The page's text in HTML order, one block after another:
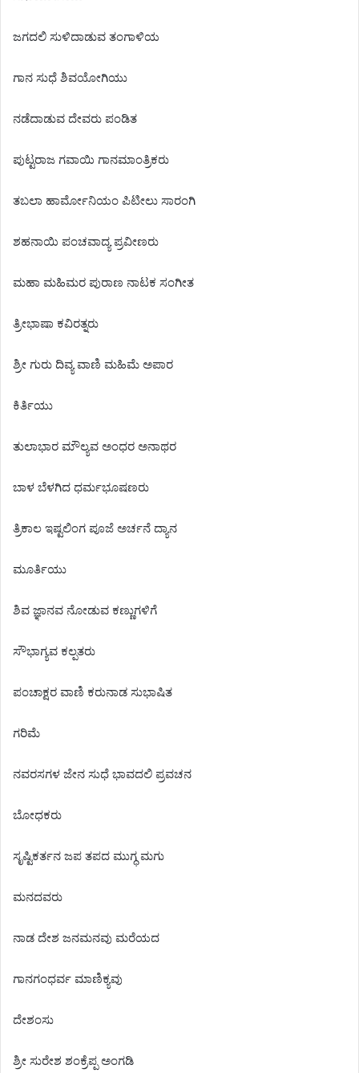
ಜಗದಲಿ ಸುಳಿದಾಡುವ ತಂಗಾಳಿಯ
ಗಾನ ಸುಧೆ ಶಿವಯೋಗಿಯು
ನಡೆದಾಡುವ ದೇವರು ಪಂಡಿತ
ಪುಟ್ಟರಾಜ ಗವಾಯಿ ಗಾನಮಾಂತ್ರಿಕರು
ತಬಲಾ ಹಾರ್ಮೋನಿಯಂ ಪಿಟೀಲು ಸಾರಂಗಿ
ಶಹನಾಯಿ ಪಂಚವಾದ್ಯ ಪ್ರವೀಣರು
ಮಹಾ ಮಹಿಮರ ಪುರಾಣ ನಾಟಕ ಸಂಗೀತ
ತ್ರೀಭಾಷಾ ಕವಿರತ್ನರು
ಶ್ರೀ ಗುರು ದಿವ್ಯ ವಾಣಿ ಮಹಿಮೆ ಅಪಾರ
ಕಿರ್ತಿಯು
ತುಲಾಭಾರ ಮೌಲ್ಯವ ಅಂಧರ ಅನಾಥರ
ಬಾಳ ಬೆಳಗಿದ ಧರ್ಮಭೂಷಣರು
ತ್ರಿಕಾಲ ಇಷ್ಟಲಿಂಗ ಪೂಜೆ ಅರ್ಚನೆ ದ್ಯಾನ
ಮೂರ್ತಿಯು
ಶಿವ ಜ್ಞಾನವ ನೋಡುವ ಕಣ್ಣುಗಳಿಗೆ
ಸೌಭಾಗ್ಯವ ಕಲ್ಪತರು
ಪಂಚಾಕ್ಷರ ವಾಣಿ ಕರುನಾಡ ಸುಭಾಷಿತ
ಗರಿಮೆ
ನವರಸಗಳ ಜೇನ ಸುಧೆ ಭಾವದಲಿ ಪ್ರವಚನ
ಬೋಧಕರು
ಸೃಷ್ಟಿಕರ್ತನ ಜಪ ತಪದ ಮುಗ್ಧ ಮಗು
ಮನದವರು
ನಾಡ ದೇಶ ಜನಮನವು ಮರೆಯದ
ಗಾನಗಂಧರ್ವ ಮಾಣಿಕ್ಯವು
ದೇಶಂಸು
ಶ್ರೀ ಸುರೇಶ ಶಂಕ್ರೆಪ್ಪ ಅಂಗಡಿ